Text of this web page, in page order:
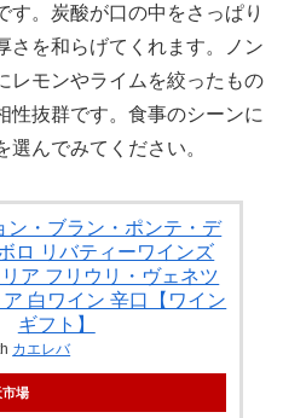
す。炭酸が口の中をさっぱり
さを和らげてくれます。ノン
レモンやライムを絞ったもの
性抜群です。食事のシーンに
んでみてください。
ン・ブラン・ポンテ・デ
ロ リバティーワインズ
ア フリウリ・ヴェネツ
白ワイン 辛口【ワイン
ギフト】
カエレバ
場